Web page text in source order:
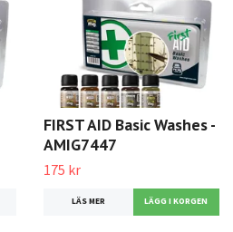
FIRST AID Basic Washes -
AMIG7447
175 kr
LÄS MER